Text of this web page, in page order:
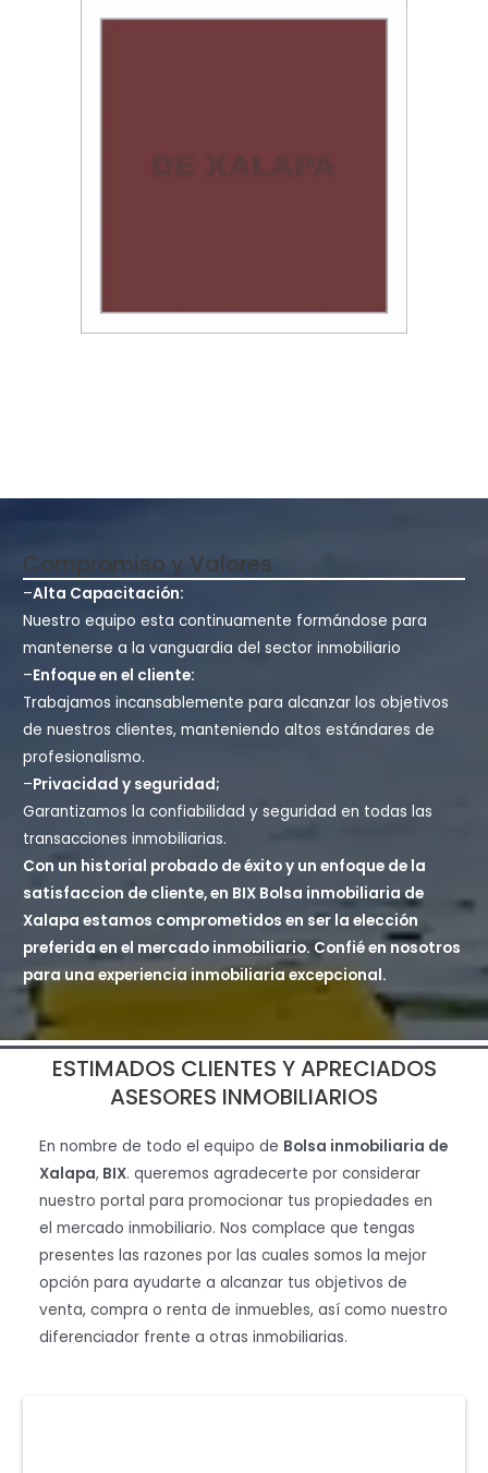
Compromiso y Valores
–Alta Capacitación:
Nuestro equipo esta continuamente formándose para
mantenerse a la vanguardia del sector inmobiliario
–Enfoque en el cliente:
Trabajamos incansablemente para alcanzar los objetivos
de nuestros clientes, manteniendo altos estándares de
profesionalismo.
–Privacidad y seguridad;
Garantizamos la confiabilidad y seguridad en todas las
transacciones inmobiliarias.
Con un historial probado de éxito y un enfoque de la
satisfaccion de cliente, en BIX Bolsa inmobiliaria de
Xalapa estamos comprometidos en ser la elección
preferida en el mercado inmobiliario. Confié en nosotros
para una experiencia inmobiliaria excepcional.
ESTIMADOS CLIENTES Y APRECIADOS
ASESORES INMOBILIARIOS
En nombre de todo el equipo de Bolsa inmobiliaria de
Xalapa,BIX. queremos agradecerte por considerar
nuestro portal para promocionar tus propiedades en
el mercado inmobiliario. Nos complace que tengas
presentes las razones por las cuales somos la mejor
opción para ayudarte a alcanzar tus objetivos de
venta, compra o renta de inmuebles, así como nuestro
diferenciador frente a otras inmobiliarias.